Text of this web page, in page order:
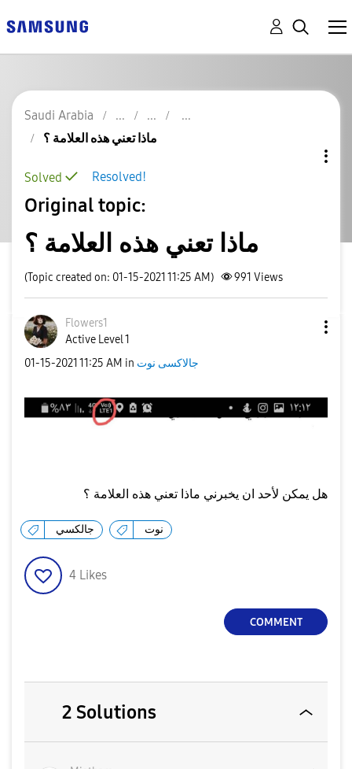
Saudi Arabia
ماذا تعني هذه العلامة ؟
Resolved!
Solved
Original topic:
ماذا تعني هذه العلامة ؟
(Topic created on: 01-15-2021 11:25 AM) 991 Views
Flowers1
Active Level 1
‎01-15-2021 11:25 AM in جالاكسى نوت
هل يمكن لأحد ان يخبرني ماذا تعني هذه العلامة ؟
جالكسي نوت
4 Likes
COMMENT
2 Solutions